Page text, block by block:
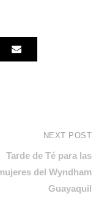
NEXT POST
Tarde de Té para las
del Wyndham
Guayaquil